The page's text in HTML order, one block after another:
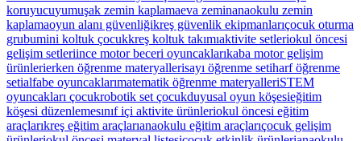
koruyucuyumuşak zemin kaplamaeva zeminanaokulu zemin
kaplamaoyun alanı güvenliğikreş güvenlik ekipmanlarıçocuk oturma
grubumini koltuk çocukkreş koltuk takımıaktivite setleriokul öncesi
gelişim setleriince motor beceri oyuncaklarıkaba motor gelişim
ürünlerierken öğrenme materyallerisayı öğrenme setiharf öğrenme
setialfabe oyuncaklarımatematik öğrenme materyalleriSTEM
oyuncakları çocukrobotik set çocukduyusal oyun köşesieğitim
köşesi düzenlemesınıf içi aktivite ürünleriokul öncesi eğitim
araçlarıkreş eğitim araçlarıanaokulu eğitim araçlarıçocuk gelişim